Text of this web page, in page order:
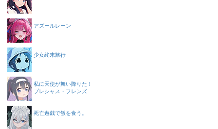
アズールレーン
少女終末旅行
私に天使が舞い降りた！
プレシャス・フレンズ
死亡遊戯で飯を食う。